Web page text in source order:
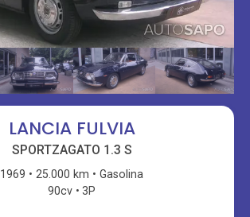
LANCIA FULVIA
SPORTZAGATO 1.3 S
1969 25.000 km
Gasolina
90cv
3P